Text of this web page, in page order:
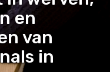
en
van
in